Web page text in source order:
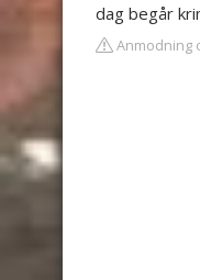
dag begår
Anmodning